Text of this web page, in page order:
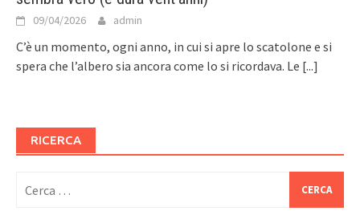
09/04/2026 admin
C’è un momento, ogni anno, in cui si apre lo scatolone e si
spera che l’albero sia ancora come lo si ricordava. Le [...]
RICERCA
per: